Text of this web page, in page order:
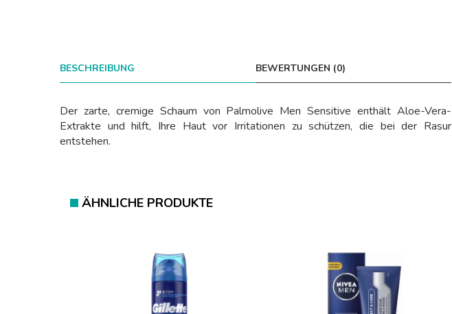
BESCHREIBUNG BEWERTUNGEN (0)
Der zarte, cremige Schaum von Palmolive Men Sensitive enthält Aloe-Vera-
Extrakte und hilft, Ihre Haut vor Irritationen zu schützen, die bei der Rasur
entstehen.
ÄHNLICHE PRODUKTE